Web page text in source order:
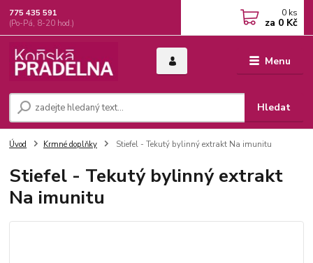
Menu
Hledat
775 435 591
(Po-Pá, 8-20 hod.)
0 ks
za 0 Kč
Úvod Krmné doplňky Stiefel - Tekutý bylinný extrakt Na imunitu
Stiefel - Tekutý bylinný extrakt
Na imunitu